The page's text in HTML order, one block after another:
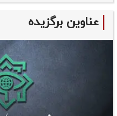
عناوین برگزیده